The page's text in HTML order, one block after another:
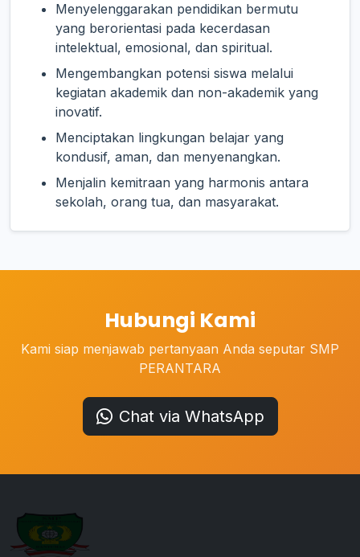
Menyelenggarakan pendidikan bermutu
yang berorientasi pada kecerdasan
intelektual, emosional, dan spiritual.
Mengembangkan potensi siswa melalui
kegiatan akademik dan non-akademik yang
inovatif.
Menciptakan lingkungan belajar yang
kondusif, aman, dan menyenangkan.
Menjalin kemitraan yang harmonis antara
sekolah, orang tua, dan masyarakat.
Hubungi Kami
Kami siap menjawab pertanyaan Anda seputar SMP
PERANTARA
Chat via WhatsApp